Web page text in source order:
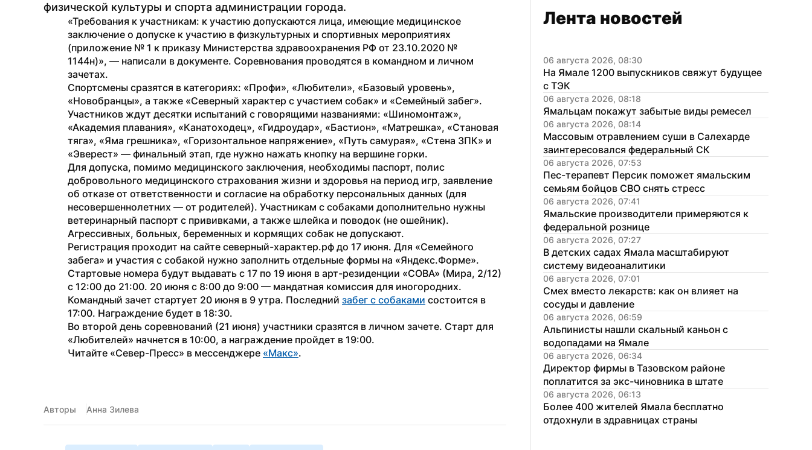
физической культуры и спорта администрации города.
«Требования к участникам: к участию допускаются лица, имеющие медицинское
заключение о допуске к участию в физкультурных и спортивных мероприятиях
(приложение № 1 к приказу Министерства здравоохранения РФ от 23.10.2020 №
1144н)», — написали в документе. Соревнования проводятся в командном и личном
зачетах.
Спортсмены сразятся в категориях: «Профи», «Любители», «Базовый уровень»,
«Новобранцы», а также «Северный характер с участием собак» и «Семейный забег».
Участников ждут десятки испытаний с говорящими названиями: «Шиномонтаж»,
«Академия плавания», «Канатоходец», «Гидроудар», «Бастион», «Матрешка», «Становая
тяга», «Яма грешника», «Горизонтальное напряжение», «Путь самурая», «Стена ЗПК» и
«Эверест» — финальный этап, где нужно нажать кнопку на вершине горки.
Для допуска, помимо медицинского заключения, необходимы паспорт, полис
добровольного медицинского страхования жизни и здоровья на период игр, заявление
об отказе от ответственности и согласие на обработку персональных данных (для
несовершеннолетних — от родителей). Участникам с собаками дополнительно нужны
ветеринарный паспорт с прививками, а также шлейка и поводок (не ошейник).
Агрессивных, больных, беременных и кормящих собак не допускают.
Регистрация проходит на сайте северный-характер.рф до 17 июня. Для «Семейного
забега» и участия с собакой нужно заполнить отдельные формы на «Яндекс.Форме».
Стартовые номера будут выдавать с 17 по 19 июня в арт-резиденции «СОВА» (Мира, 2/12)
с 12:00 до 21:00. 20 июня с 8:00 до 9:00 — мандатная комиссия для иногородних.
Командный зачет стартует 20 июня в 9 утра. Последний забег с собаками состоится в
17:00. Награждение будет в 18:30.
Во второй день соревнований (21 июня) участники сразятся в личном зачете. Старт для
«Любителей» начнется в 10:00, а награждение пройдет в 19:00.
Читайте «Север-Пресс» в мессенджере «Макс».
Авторы Анна Зилева
Лента новостей
06 августа 2026, 08:30
На Ямале 1200 выпускников свяжут будущее
с ТЭК
06 августа 2026, 08:18
Ямальцам покажут забытые виды ремесел
06 августа 2026, 08:14
Массовым отравлением суши в Салехарде
заинтересовался федеральный СК
06 августа 2026, 07:53
Пес-терапевт Персик поможет ямальским
семьям бойцов СВО снять стресс
06 августа 2026, 07:41
Ямальские производители примеряются к
федеральной рознице
06 августа 2026, 07:27
В детских садах Ямала масштабируют
систему видеоаналитики
06 августа 2026, 07:01
Смех вместо лекарств: как он влияет на
сосуды и давление
06 августа 2026, 06:59
Альпинисты нашли скальный каньон с
водопадами на Ямале
06 августа 2026, 06:34
Директор фирмы в Тазовском районе
поплатится за экс-чиновника в штате
06 августа 2026, 06:13
Более 400 жителей Ямала бесплатно
отдохнули в здравницах страны